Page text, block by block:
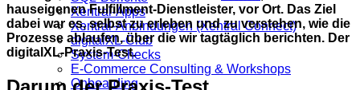
Xentral-Apps
Xentral-Anbindungen (Xentral Connect)
digitalXL-Club
System-Checks
E-Commerce Consulting & Workshops
Onboarding
hauseigenen Fulfillment-Dienstleister, vor Ort. Das Ziel
dabei war es, selbst zu erleben und zu verstehen, wie die
Prozesse ablaufen, über die wir tagtäglich berichten. Der
digitalXL-Praxis-Test.